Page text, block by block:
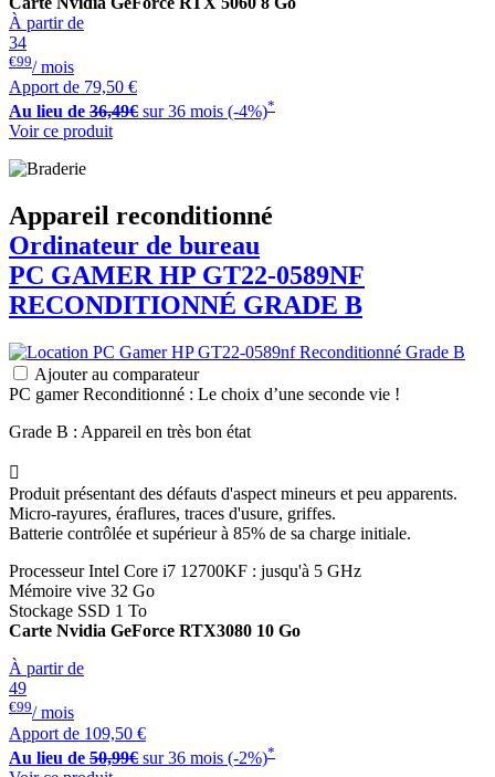
À partir de
34
€99/ mois
Apport de 79,50 €
Au lieu de 36,49€ sur 36 mois (-4%)*
Voir ce produit
Appareil reconditionné
Ordinateur de bureau
PC GAMERHP GT22-0589NF
RECONDITIONNÉ GRADE B
Ajouter au comparateur
PC gamer Reconditionné : Le choix d’une seconde vie !
Grade B : Appareil en très bon état

Produit présentant des défauts d'aspect mineurs et peu apparents.
Micro-rayures, éraflures, traces d'usure, griffes.
Batterie contrôlée et supérieur à 85% de sa charge initiale.
Processeur Intel Core i7 12700KF : jusqu'à 5 GHz
Mémoire vive 32 Go
Stockage SSD 1 To
Carte Nvidia GeForce RTX3080 10 Go
À partir de
49
€99/ mois
Apport de 109,50 €
Au lieu de 50,99€ sur 36 mois (-2%)*